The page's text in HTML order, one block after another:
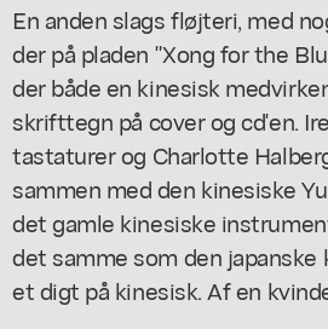
En anden slags fløjteri, med
der på pladen "Xong for the
der både en kinesisk
skrifttegn på cover og cd'en.
tastaturer og Charlotte
sammen med den kinesiske
det gamle kinesiske
det samme som den
et digt på kinesisk. Af en